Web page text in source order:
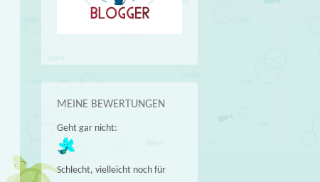
MEINE BEWERTUNGEN
Geht gar nicht:
Schlecht, vielleicht noch für